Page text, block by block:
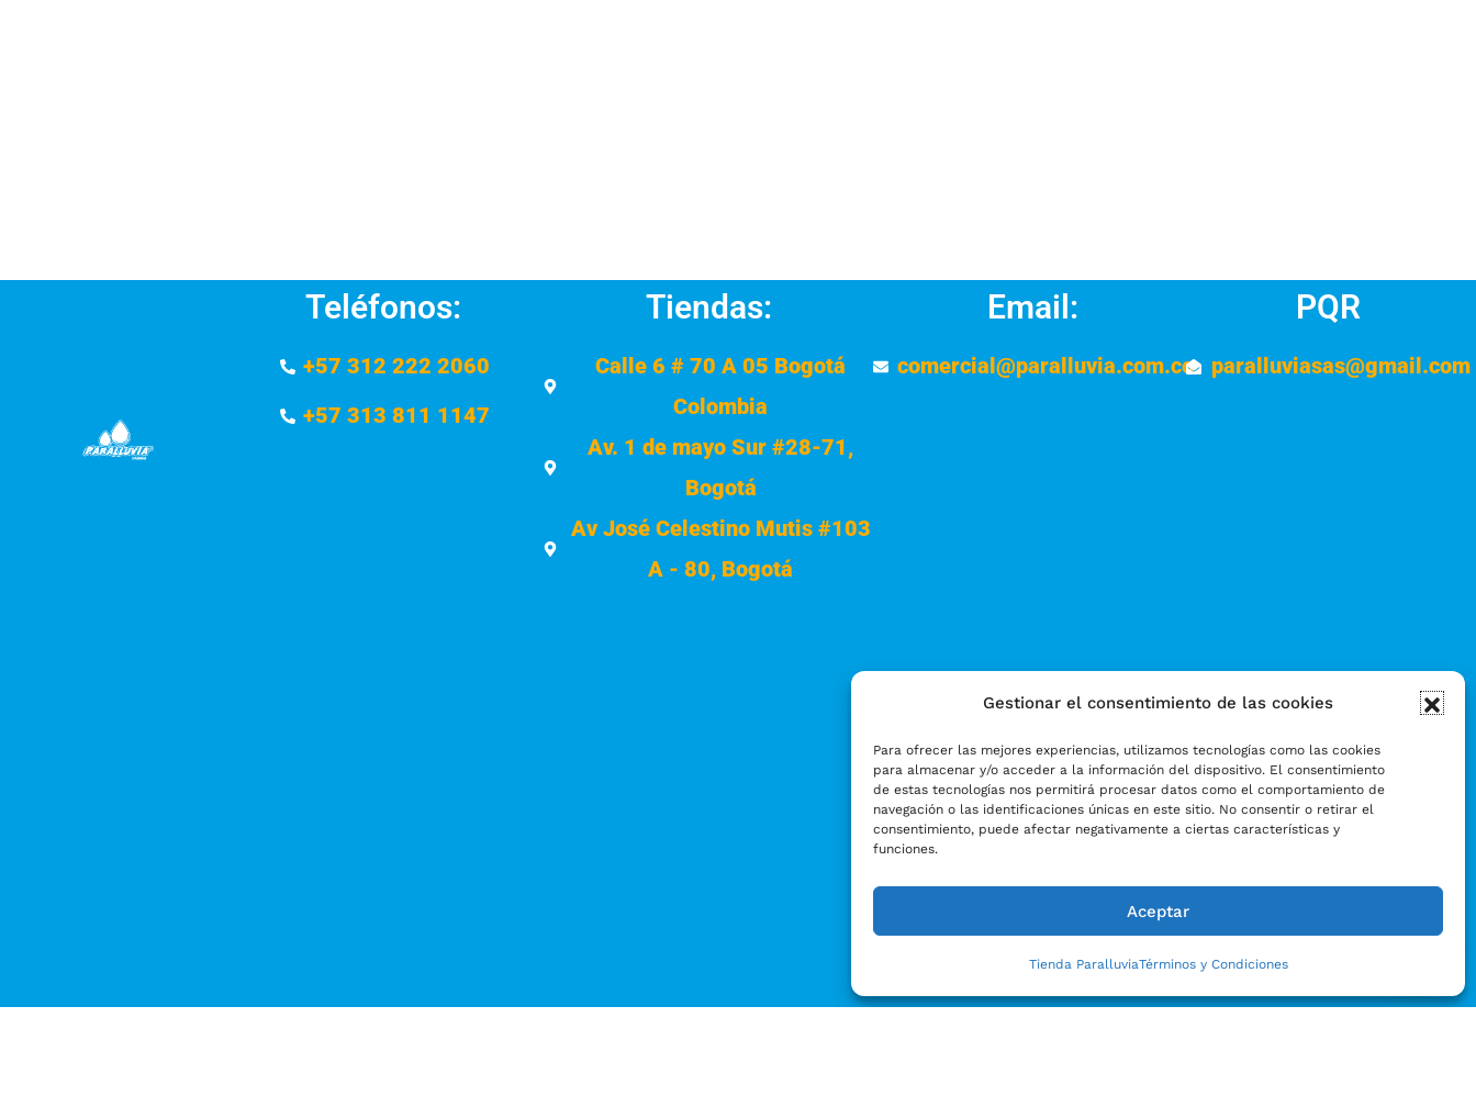
Gestionar el consentimiento de las cookies
Para ofrecer las mejores experiencias, utilizamos tecnologías como las cookies
para almacenar y/o acceder a la información del dispositivo. El consentimiento
de estas tecnologías nos permitirá procesar datos como el comportamiento de
navegación o las identificaciones únicas en este sitio. No consentir o retirar el
consentimiento, puede afectar negativamente a ciertas características y
funciones.
Aceptar
Tienda ParalluviaTérminos y Condiciones
Teléfonos:
+57 312 222 2060
+57 313 811 1147
Tiendas:
Calle 6 # 70 A 05 Bogotá
Colombia
Av. 1 de mayo Sur #28-71,
Bogotá
Av José Celestino Mutis #103
A - 80, Bogotá
Email:
comercial@paralluvia.com.co
PQR
paralluviasas@gmail.com